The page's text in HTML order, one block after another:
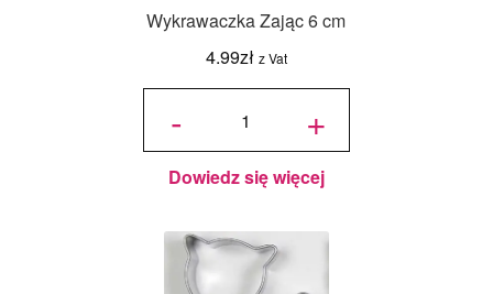
Wykrawaczka Zając 6 cm
4.99zł z Vat
-
ilość
+
Dowiedz się więcej